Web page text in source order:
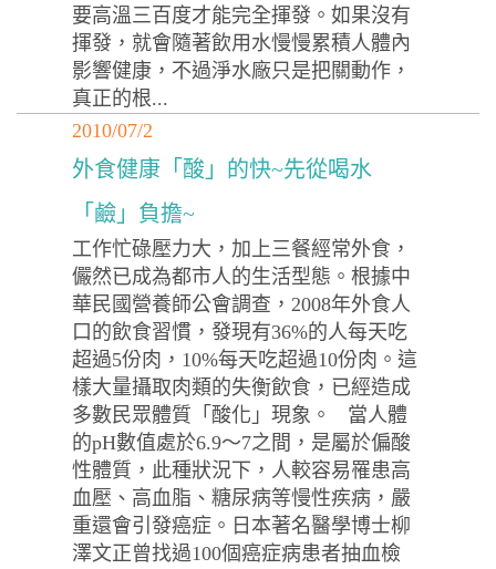
要高溫三百度才能完全揮發。如果沒有
揮發，就會隨著飲用水慢慢累積人體內
影響健康，不過淨水廠只是把關動作，
真正的根...
2010/07/2
外食健康「酸」的快~先從喝水
「鹼」負擔~
工作忙碌壓力大，加上三餐經常外食，
儼然已成為都市人的生活型態。根據中
華民國營養師公會調查，2008年外食人
口的飲食習慣，發現有36%的人每天吃
超過5份肉，10%每天吃超過10份肉。這
樣大量攝取肉類的失衡飲食，已經造成
多數民眾體質「酸化」現象。 當人體
的pH數值處於6.9～7之間，是屬於偏酸
性體質，此種狀況下，人較容易罹患高
血壓、高血脂、糖尿病等慢性疾病，嚴
重還會引發癌症。日本著名醫學博士柳
澤文正曾找過100個癌症病患者抽血檢